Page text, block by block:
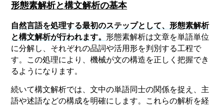
形態素解析と構文解析の基本
自然言語を処理する最初のステップとして、形態素解析
と構文解析が行われます。形態素解析は文章を単語単位
に分解し、それぞれの品詞や活用形を判別する工程で
す。この処理により、機械が文の構造を正しく把握でき
るようになります。
続いて構文解析では、文中の単語同士の関係を捉え、主
語や述語などの構成を明確にします。これらの解析を経